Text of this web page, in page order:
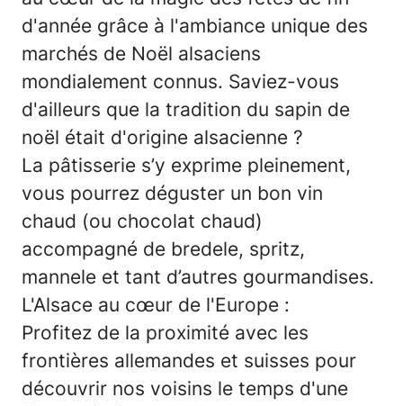
d'année grâce à l'ambiance unique des
marchés de Noël alsaciens
mondialement connus. Saviez-vous
d'ailleurs que la tradition du sapin de
noël était d'origine alsacienne ?
La pâtisserie s’y exprime pleinement,
vous pourrez déguster un bon vin
chaud (ou chocolat chaud)
accompagné de bredele, spritz,
mannele et tant d’autres gourmandises.
L'Alsace au cœur de l'Europe :
Profitez de la proximité avec les
frontières allemandes et suisses pour
découvrir nos voisins le temps d'une